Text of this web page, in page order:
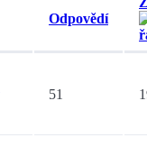
Odpovědí
51